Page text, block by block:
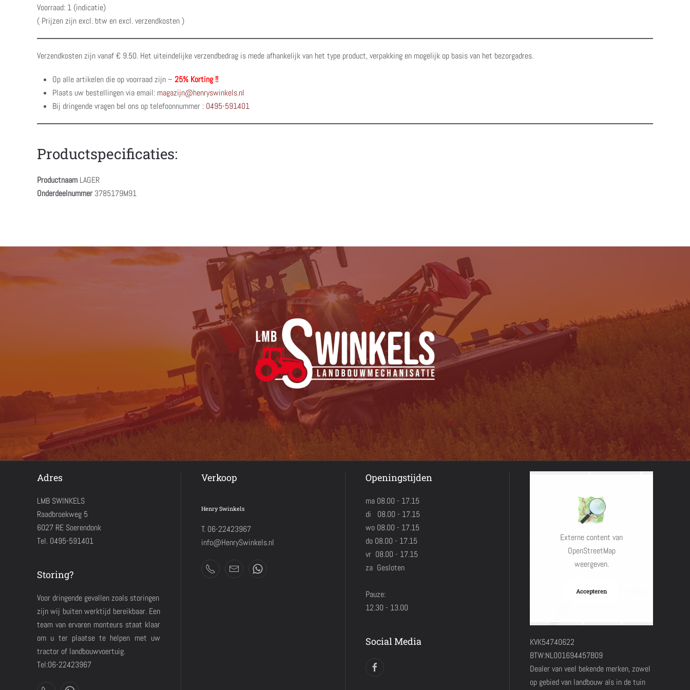
Voorraad: 1 (indicatie)
( Prijzen zijn excl. btw en excl. verzendkosten )
Verzendkosten zijn vanaf € 9.50. Het uiteindelijke verzendbedrag is mede afhankelijk van het type product, verpakking en mogelijk op basis van het bezorgadres.
Op alle artikelen die op voorraad zijn – 25% Korting !!
Plaats uw bestellingen via email: magazijn@henryswinkels.nl
Bij dringende vragen bel ons op telefoonnummer : 0495-591401
Productspecificaties:
Productnaam LAGER
Onderdeelnummer 3785179M91
Adres
LMB SWINKELS
Raadbroekweg 5
6027 RE Soerendonk
Tel. 0495-591401
Storing?
Voor dringende gevallen zoals storingen
zijn wij buiten werktijd bereikbaar. Een
team van ervaren monteurs staat klaar
om u ter plaatse te helpen met uw
tractor of landbouwvoertuig.
Tel:06-22423967
Verkoop
Henry Swinkels
T. 06-22423967
info@HenrySwinkels.nl
Openingstijden
ma 08.00 - 17.15
di 08.00 - 17.15
wo 08.00 - 17.15
do 08.00 - 17.15
vr 08.00 - 17.15
za Gesloten
Pauze:
12.30 - 13.00
Social Media
Externe content van
OpenStreetMap
weergeven.
Accepteren
KVK54740622
BTW:NL001694457B09
Dealer van veel bekende merken, zowel
op gebied van landbouw als in de tuin